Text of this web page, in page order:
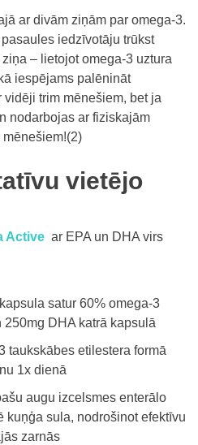
ar divām ziņām par omega-3.
iedzīvotāju trūkst
– lietojot omega-3 uztura
iespējams palēnināt
trim mēnešiem, bet ja
nodarbojas ar fiziskajām
vietējo
Active ar EPA un DHA virs
satur 60% omega-3
DHA katrā kapsulā
taukskābes etilestera formā
1x dienā
augu izcelsmes enterālo
kuņģa sula, nodrošinot efektīvu
zarnās